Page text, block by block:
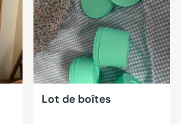
Lot de boîtes